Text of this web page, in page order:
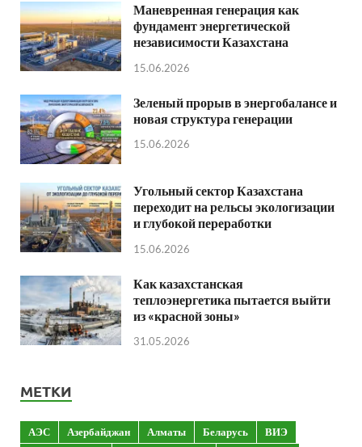
Маневренная генерация как
фундамент энергетической
независимости Казахстана
15.06.2026
Зеленый прорыв в энергобалансе и
новая структура генерации
15.06.2026
Угольный сектор Казахстана
переходит на рельсы экологизации
и глубокой переработки
15.06.2026
Как казахстанская
теплоэнергетика пытается выйти
из «красной зоны»
31.05.2026
МЕТКИ
АЭС Азербайджан Алматы Беларусь
ВИЭ